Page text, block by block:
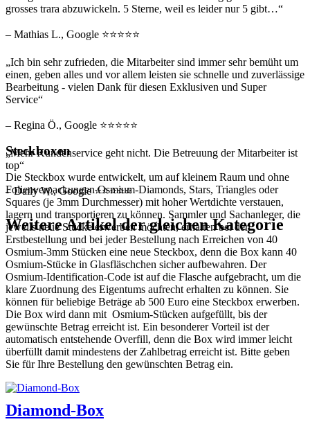
grosses trara abzuwickeln. 5 Sterne, weil es leider nur 5 gibt…“
– Mathias L., Google ⭐⭐⭐⭐⭐
„Ich bin sehr zufrieden, die Mitarbeiter sind immer sehr bemüht um
einen, geben alles und vor allem leisten sie schnelle und zuverlässige
Bearbeitung - vielen Dank für diesen Exklusiven und Super
Service“
– Regina Ö., Google ⭐⭐⭐⭐⭐
„Mehr Kundenservice geht nicht. Die Betreuung der Mitarbeiter ist
top“
– Daily W., Google ⭐⭐⭐⭐⭐
Weitere Artikel der gleichen Kategorie
Steckboxen
Die Steckbox wurde entwickelt, um auf kleinem Raum und ohne
Folienverpackungen Osmium-Diamonds, Stars, Triangles oder
Squares (je 3mm Durchmesser) mit hoher Wertdichte verstauen,
lagern und transportieren zu können. Sammler und Sachanleger, die
jeweils neue Stücke erwerben möchten, erhalten bei der
Erstbestellung und bei jeder Bestellung nach Erreichen von 40
Osmium-3mm Stücken eine neue Steckbox, denn die Box kann 40
Osmium-Stücke in Glasfläschchen sicher aufbewahren. Der
Osmium-Identification-Code ist auf die Flasche aufgebracht, um die
klare Zuordnung des Eigentums aufrecht erhalten zu können. Sie
können für beliebige Beträge ab 500 Euro eine Steckbox erwerben.
Die Box wird dann mit Osmium-Stücken aufgefüllt, bis der
gewünschte Betrag erreicht ist. Ein besonderer Vorteil ist der
automatisch entstehende Overfill, denn die Box wird immer leicht
überfüllt damit mindestens der Zahlbetrag erreicht ist. Bitte geben
Sie für Ihre Bestellung den gewünschten Betrag ein.
Diamond-Box